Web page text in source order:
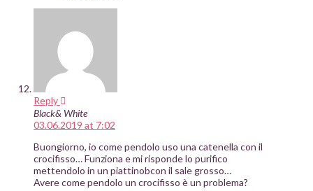
Reply
Black& White
03.06.2019 at 7:02
Buongiorno, io come pendolo uso una catenella con il
crocifisso… Funziona e mi risponde lo purifico
mettendolo in un piattinobcon il sale grosso…
Avere come pendolo un crocifisso è un problema?